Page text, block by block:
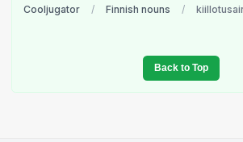
Cooljugator / Finnish nouns /
Back to Top